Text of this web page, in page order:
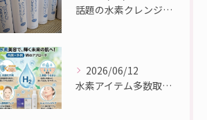
話題の水素クレンジング入荷しました☆彡
2026/06/12
水素アイテム多数取り扱っております♪